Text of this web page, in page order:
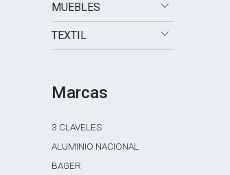
MUEBLES
TEXTIL
Marcas
3 CLAVELES
ALUMINIO NACIONAL
BAGER